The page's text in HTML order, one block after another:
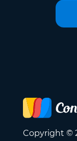
Copyright ©